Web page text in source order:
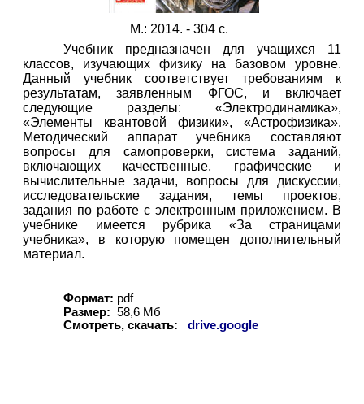
М.: 2014. - 304 с.
Учебник предназначен для учащихся 11
классов, изучающих физику на базовом уровне.
Данный учебник соответствует требованиям к
результатам, заявленным ФГОС, и включает
следующие разделы: «Электродинамика»,
«Элементы квантовой физики», «Астрофизика».
Методический аппарат учебника составляют
вопросы для самопроверки, система заданий,
включающих качественные, графические и
вычислительные задачи, вопросы для дискуссии,
исследовательские задания, темы проектов,
задания по работе с электронным приложением. В
учебнике имеется рубрика «За страницами
учебника», в которую помещен дополнительный
материал.
Формат: pdf
Размер: 58,6 Мб
Смотреть, скачать:
drive.google